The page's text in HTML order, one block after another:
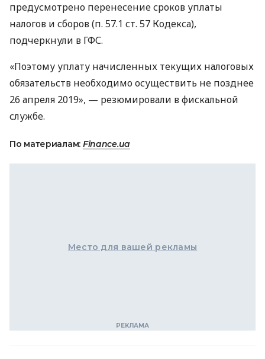
предусмотрено перенесение сроков уплаты
налогов и сборов (п. 57.1 ст. 57 Кодекса),
подчеркнули в ГФС.
«Поэтому уплату начисленных текущих налоговых
обязательств необходимо осуществить не позднее
26 апреля 2019», — резюмировали в фискальной
службе.
По материалам: Finance.ua
Место для вашей рекламы